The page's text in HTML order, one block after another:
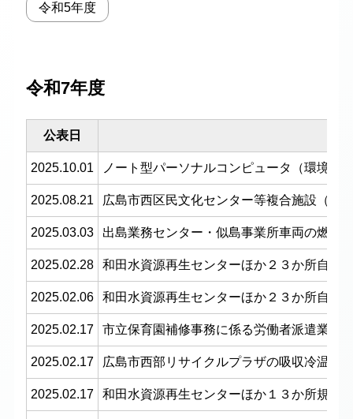
令和5年度
令和7年度
公表日
2025.10.01 ノート型パーソナルコンピュータ（環境事
2025.08.21 広島市西区民文化センター等複合施設（施
2025.03.03 出島業務センター・似島事業所車両の燃料
2025.02.28 和田水資源再生センターほか２３か所自家
2025.02.06 和田水資源再生センターほか２３か所自家
2025.02.17 市立保育園補修事務に係る労働者派遣業務
2025.02.17 広島市西部リサイクルプラザの吸収冷温水
2025.02.17 和田水資源再生センターほか１３か所規制